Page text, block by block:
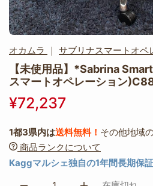
オカムラ ｜ サブリナスマートオペ
【未使用品】*Sabrina
スマートオペレーション
¥72,237
1都3県内は送料無料！ その他地域
商品ランクについて
Kaggマルシェ独自の1年間長期保証